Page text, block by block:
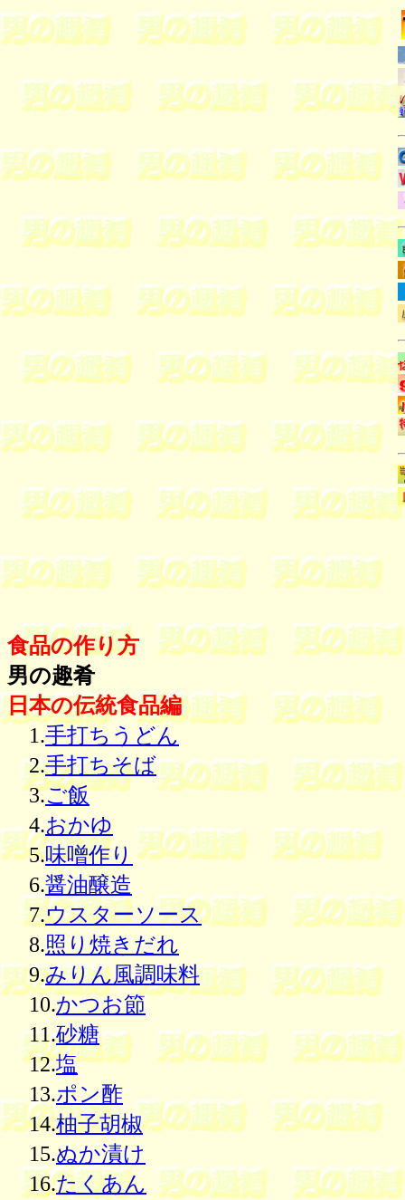
食品の作り方
男の趣肴
日本の伝統食品編
1.手打ちうどん
2.手打ちそば
3.ご飯
4.おかゆ
5.味噌作り
6.醤油醸造
7.ウスターソース
8.照り焼きだれ
9.みりん風調味料
10.かつお節
11.砂糖
12.塩
13.ポン酢
14.柚子胡椒
15.ぬか漬け
16.たくあん